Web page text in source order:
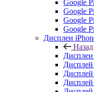
Google
Google
Google
Google
Дисплеи
Назад
Дисплеи
Дисплей
Дисплей